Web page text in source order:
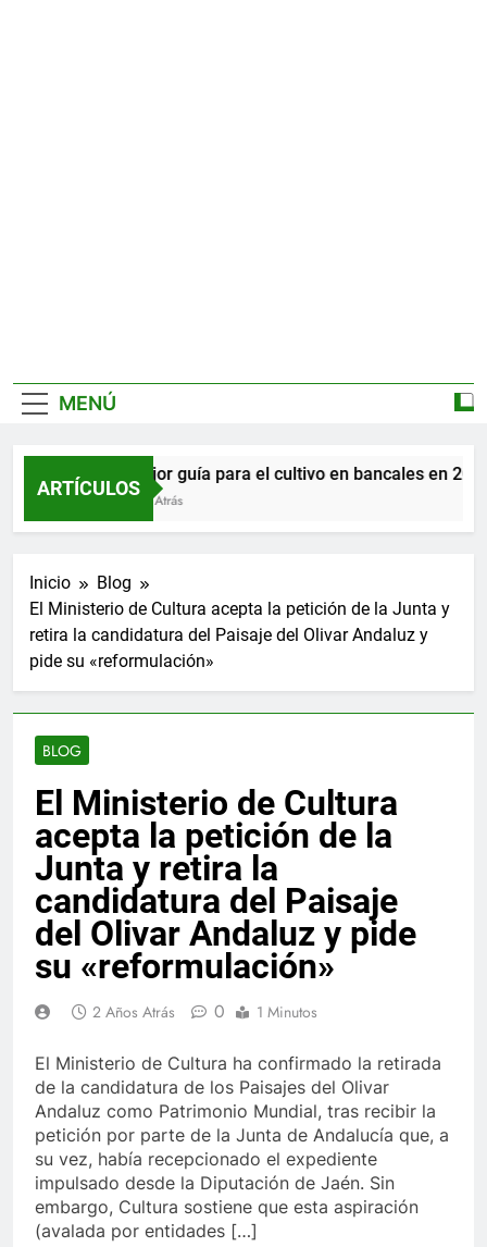
MENÚ
ARTÍCULOS
La mejor guía para el cultivo en bancales en 2026
3 Meses Atrás
Inicio
Blog
El Ministerio de Cultura acepta la petición de la Junta y
retira la candidatura del Paisaje del Olivar Andaluz y
pide su «reformulación»
BLOG
El Ministerio de Cultura
acepta la petición de la
Junta y retira la
candidatura del Paisaje
del Olivar Andaluz y pide
su «reformulación»
2 Años Atrás 0 1 Minutos
El Ministerio de Cultura ha confirmado la retirada
de la candidatura de los Paisajes del Olivar
Andaluz como Patrimonio Mundial, tras recibir la
petición por parte de la Junta de Andalucía que, a
su vez, había recepcionado el expediente
impulsado desde la Diputación de Jaén. Sin
embargo, Cultura sostiene que esta aspiración
(avalada por entidades […]